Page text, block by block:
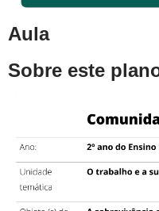
Aula
Sobre este